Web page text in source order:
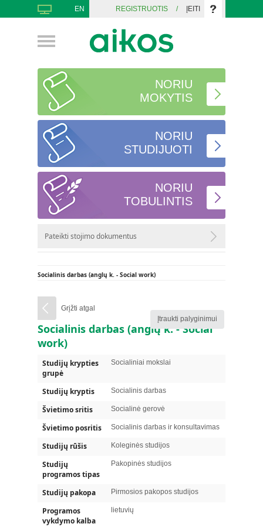
EN REGISTRUOTIS / ĮEITI
NORIU
MOKYTIS
NORIU
STUDIJUOTI
NORIU
TOBULINTIS
Pateikti stojimo dokumentus
Socialinis darbas (anglų k. - Social work)
Grįžti atgal
Įtraukti palyginimui
Socialinis darbas (anglų k. -Social
work)
Studijų krypties
grupė
Socialiniai mokslai
Studijų kryptis Socialinis darbas
Švietimo sritis Socialinė gerovė
Švietimo posritis Socialinis darbas ir konsultavimas
Studijų rūšis Koleginės studijos
Studijų
programos tipas
Pakopinės studijos
Studijų pakopa Pirmosios pakopos studijos
Programos
vykdymo kalba
lietuvių